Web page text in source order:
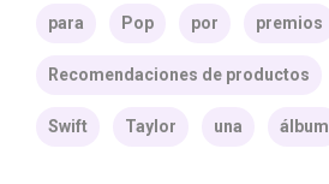
para Pop por premios
Recomendaciones de productos
Swift Taylor una álbum